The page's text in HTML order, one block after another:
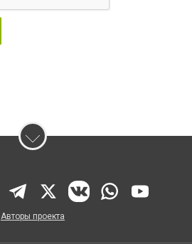
Авторы проекта